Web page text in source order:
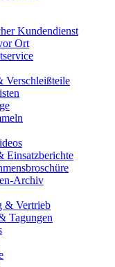
Kundendienst
Ort
Verschleißteile
Einsatzberichte
Archiv
& Vertrieb
Tagungen